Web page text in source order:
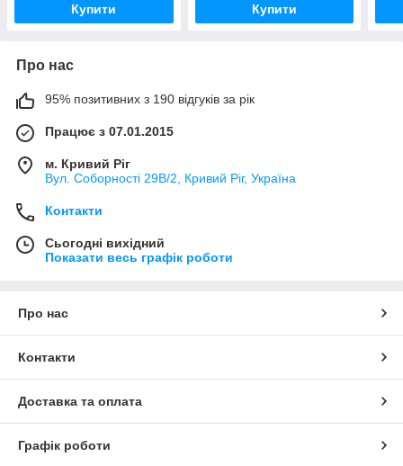
Купити Купити
Про нас
95% позитивних з 190 відгуків за рік
Працює з 07.01.2015
м. Кривий Ріг
Вул. Соборності 29В/2, Кривий Ріг, Україна
Контакти
Сьогодні вихідний
Показати весь графік роботи
Про нас
Контакти
Доставка та оплата
Графік роботи